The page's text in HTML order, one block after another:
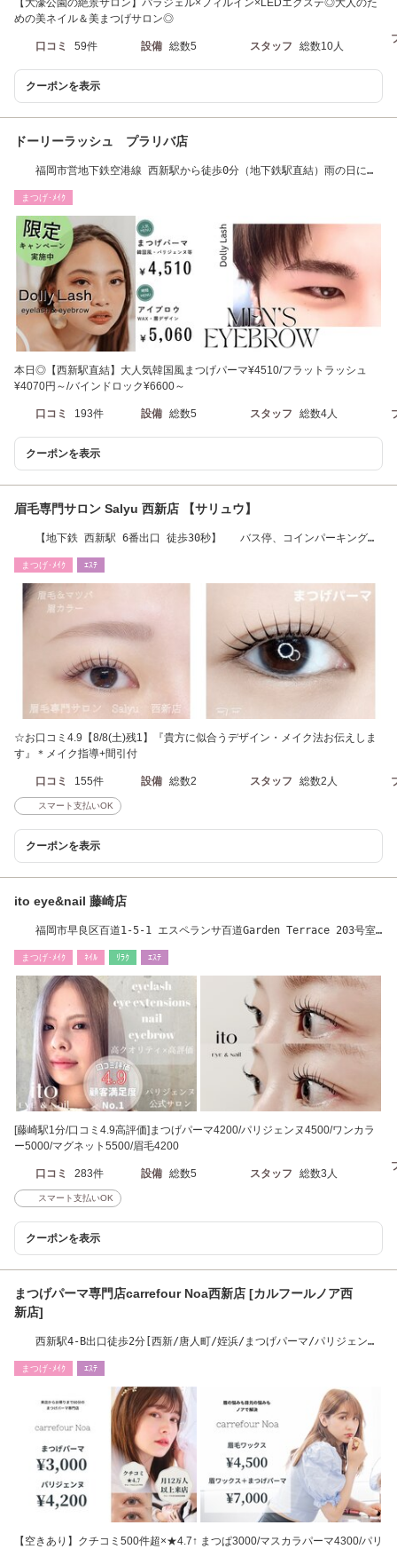
【大濠公園の絶景サロン】パラジェル×フィルイン×LEDエクステ◎大人のた
めの美ネイル＆美まつげサロン◎
口コミ 59件 設備 総数5 スタッフ 総数10人
クーポンを表示
ドーリーラッシュ プラリバ店
福岡市営地下鉄空港線 西新駅から徒歩0分（地下鉄駅直結）雨の日にも
まつげ･ﾒｲｸ
本日◎【西新駅直結】大人気韓国風まつげパーマ¥4510/フラットラッシュ
¥4070円～/バインドロック¥6600～
口コミ 193件 設備 総数5 スタッフ 総数4人
クーポンを表示
眉毛専門サロン Salyu 西新店 【サリュウ】
【地下鉄 西新駅 6番出口 徒歩30秒】 バス停、コインパーキング近
まつげ･ﾒｲｸ ｴｽﾃ
☆お口コミ4.9【8/8(土)残1】『貴方に似合うデザイン・メイク法お伝えしま
す』＊メイク指導+間引付
口コミ 155件 設備 総数2 スタッフ 総数2人
スマート支払いOK
クーポンを表示
ito eye&nail 藤崎店
福岡市早良区百道1-5-1 エスペランサ百道Garden Terrace 203号室
まつげ･ﾒｲｸ ﾈｲﾙ ﾘﾗｸ ｴｽﾃ
[藤崎駅1分/口コミ4.9高評価]まつげパーマ4200/パリジェンヌ4500/ワンカラ
ー5000/マグネット5500/眉毛4200
口コミ 283件 設備 総数5 スタッフ 総数3人
スマート支払いOK
クーポンを表示
まつげパーマ専門店carrefour Noa西新店 [カルフールノア西
新店]
西新駅4-B出口徒歩2分[西新/唐人町/姪浜/まつげパーマ/パリジェン
まつげ･ﾒｲｸ ｴｽﾃ
【空きあり】クチコミ500件超×★4.7↑ まつぱ3000/マスカラパーマ4300/パリ